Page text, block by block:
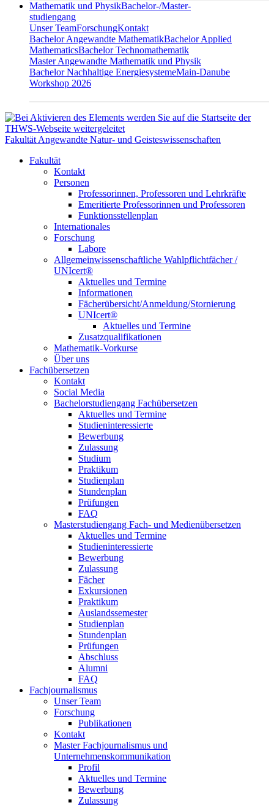
Mathematik und PhysikBachelor-/Master-
studiengang
Unser TeamForschungKontakt
Bachelor Angewandte MathematikBachelor Applied
MathematicsBachelor Technomathematik
Master Angewandte Mathematik und Physik
Bachelor Nachhaltige EnergiesystemeMain-Danube
Workshop 2026
Fakultät Angewandte Natur- und Geisteswissenschaften
Fakultät
Kontakt
Personen
Professorinnen, Professoren und Lehrkräfte
Emeritierte Professorinnen und Professoren
Funktionsstellenplan
Internationales
Forschung
Labore
Allgemeinwissenschaftliche Wahlpflichtfächer /
UNIcert®
Aktuelles und Termine
Informationen
Fächerübersicht/Anmeldung/Stornierung
UNIcert®
Aktuelles und Termine
Zusatzqualifikationen
Mathematik-Vorkurse
Über uns
Fachübersetzen
Kontakt
Social Media
Bachelorstudiengang Fachübersetzen
Aktuelles und Termine
Studieninteressierte
Bewerbung
Zulassung
Studium
Praktikum
Studienplan
Stundenplan
Prüfungen
FAQ
Masterstudiengang Fach- und Medienübersetzen
Aktuelles und Termine
Studieninteressierte
Bewerbung
Zulassung
Fächer
Exkursionen
Praktikum
Auslandssemester
Studienplan
Stundenplan
Prüfungen
Abschluss
Alumni
FAQ
Fachjournalismus
Unser Team
Forschung
Publikationen
Kontakt
Master Fachjournalismus und
Unternehmenskommunikation
Profil
Aktuelles und Termine
Bewerbung
Zulassung